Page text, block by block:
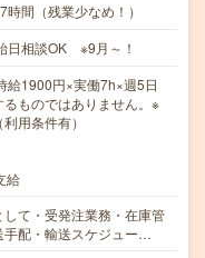
間（残業少なめ！）
相談OK ※9月～！
1900円×実働7h×週5日
ものではありません。※
用条件有）
給
して・受発注業務・在庫管
手配・輸送スケジュー…